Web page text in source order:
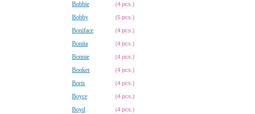
Bobbie (4 pcs.)
Bobby (5 pcs.)
Boniface (4 pcs.)
Bonita (4 pcs.)
Bonnie (4 pcs.)
Booker (4 pcs.)
Boris (4 pcs.)
Boyce (4 pcs.)
Boyd (4 pcs.)